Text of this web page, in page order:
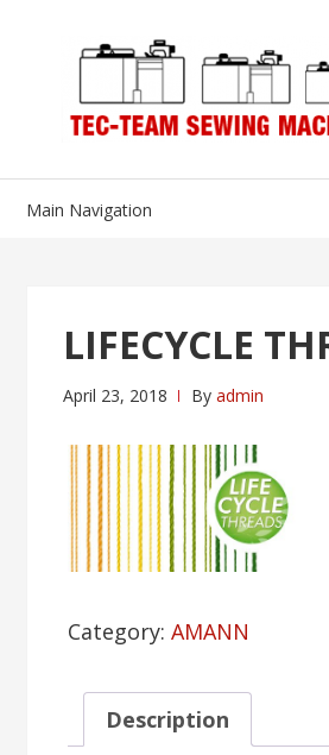
Main Navigation
LIFECYCLE
April 23, 2018 Byadmin
Category:AMANN
Description